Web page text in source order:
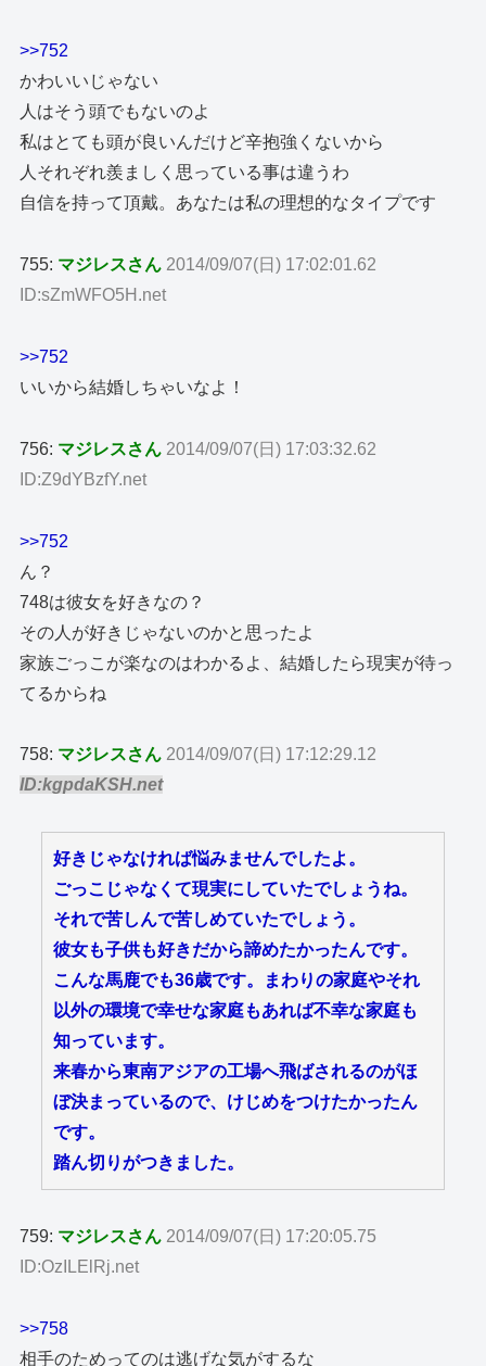
>>752
かわいいじゃない
人はそう頭でもないのよ
私はとても頭が良いんだけど辛抱強くないから
人それぞれ羨ましく思っている事は違うわ
自信を持って頂戴。あなたは私の理想的なタイプです
755: マジレスさん 2014/09/07(日) 17:02:01.62
ID:sZmWFO5H.net
>>752
いいから結婚しちゃいなよ！
756: マジレスさん 2014/09/07(日) 17:03:32.62
ID:Z9dYBzfY.net
>>752
ん？
748は彼女を好きなの？
その人が好きじゃないのかと思ったよ
家族ごっこが楽なのはわかるよ、結婚したら現実が待っ
てるからね
758: マジレスさん 2014/09/07(日) 17:12:29.12
ID:kgpdaKSH.net
好きじゃなければ悩みませんでしたよ。
ごっこじゃなくて現実にしていたでしょうね。
それで苦しんで苦しめていたでしょう。
彼女も子供も好きだから諦めたかったんです。
こんな馬鹿でも36歳です。まわりの家庭やそれ
以外の環境で幸せな家庭もあれば不幸な家庭も
知っています。
来春から東南アジアの工場へ飛ばされるのがほ
ぼ決まっているので、けじめをつけたかったん
です。
踏ん切りがつきました。
759: マジレスさん 2014/09/07(日) 17:20:05.75
ID:OzILElRj.net
>>758
相手のためってのは逃げな気がするな